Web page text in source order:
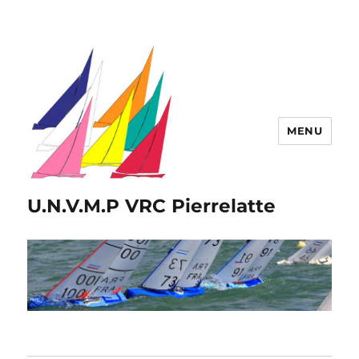
U.N.V.M.P VRC Pierrelatte
MENU